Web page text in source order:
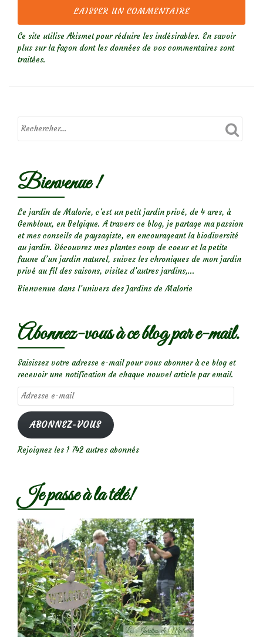
Ce site utilise Akismet pour réduire les indésirables. En savoir
plus sur la façon dont les données de vos commentaires sont
traitées.
Bienvenue !
Le jardin de Malorie, c'est un petit jardin privé, de 4 ares, à
Gembloux, en Belgique. A travers ce blog, je partage ma passion
et mes conseils de paysagiste, en encourageant la biodiversité
au jardin. Découvrez mes plantes coup de coeur et la petite
faune d’un jardin naturel, suivez les chroniques de mon jardin
privé au fil des saisons, visitez d’autres jardins,...
Bienvenue dans l’univers des Jardins de Malorie
Abonnez-vous à ce blog par e-mail.
Saisissez votre adresse e-mail pour vous abonner à ce blog et
recevoir une notification de chaque nouvel article par email.
Adresse
e-
mail
ABONNEZ-VOUS
Rejoignez les 1 742 autres abonnés
Je passe à la télé!